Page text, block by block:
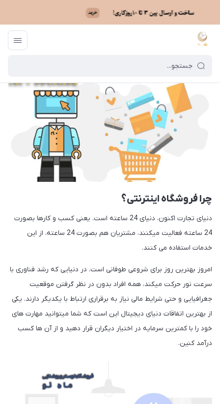
ماه نو / بایگانی نوشته‌ها
چرا فروشگاه اینترنتی؟
دنیای تجارت اکنون، دنیای 24 ساعته است. یعنی کسب و کارها بصورت
24 ساعته فعالیت میکنند، مشتریان هم بصورت 24 ساعته، از این
خدمات استفاده می کنند.
امروز بهترین روز برای شروعی طوفانی است. در دنیایی که رشد فناوری با
سرعت نور حرکت میکند، همه افراد بدون در نظر گرفتن موقعیت
جغرافیایی و حتی شرایط مالی نیاز به برقراری ارتباط با یکدیگر دارند. یکی
از بهترین اتفاقات دنیای دیجیتال این است که شما میتوانید مهارت های
خود را با کمترین سرمایه در اختیار دیگران قرار دهید و از آن ها کسب
درآمد کنین.